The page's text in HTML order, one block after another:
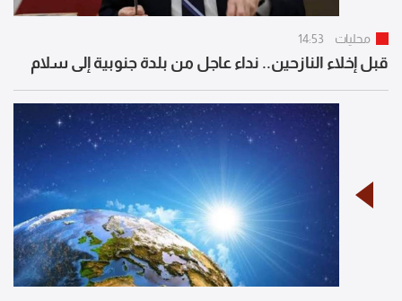
محليات 14:53
قبل إخلاء النازحين.. نداء عاجل من بلدة جنوبية إلى سلام